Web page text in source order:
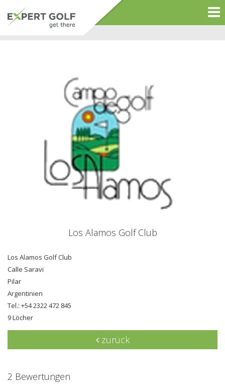
Los Alamos Golf Club
Los Alamos Golf Club
Calle Saravi
Pilar
Argentinien
Tel.: +54 2322 472 845
9 Löcher
zurück
2 Bewertungen